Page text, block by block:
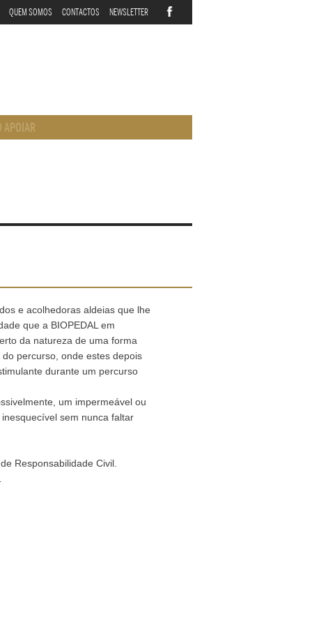
QUEM SOMOS CONTACTOS NEWSLETTER
APOIAR
e acolhedoras aldeias que lhe
que a BIOPEDAL em
da natureza de uma forma
percurso, onde estes depois
durante um percurso
um impermeável ou
sem nunca faltar
Responsabilidade Civil.